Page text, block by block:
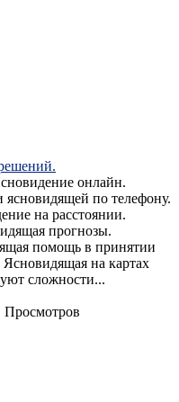
онлайн.
ясновидящей по телефону.
на расстоянии.
прогнозы.
помощь в принятии
на картах
сложности...
Просмотров